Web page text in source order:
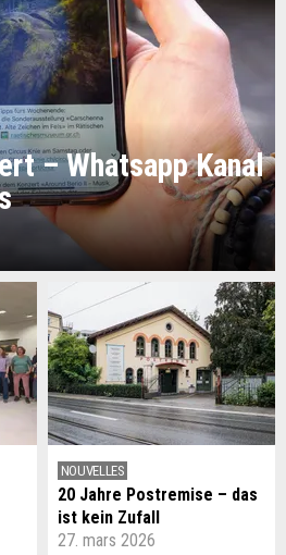
– Whatsapp Kanal
NOUVELLES
20 Jahre Postremise – das
ist kein Zufall
27. mars 2026